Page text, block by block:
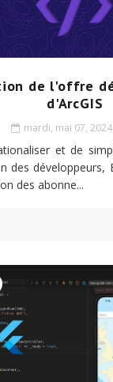
de l'offre
d'ArcGIS
mardi, mai 07, 2024
et de
des développeurs,
des abonne...